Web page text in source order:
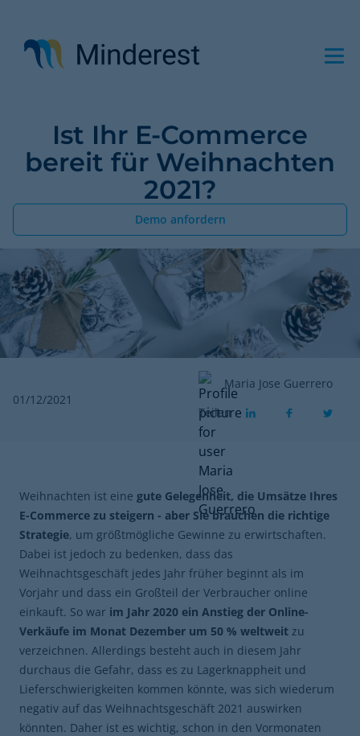
Inhalt
Ist Ihr E-Commerce
bereit für Weihnachten
2021?
Demo anfordern
01/12/2021
Maria Jose Guerrero
Teilen
Weihnachten ist eine gute Gelegenheit, die Umsätze Ihres
E-Commerce zu steigern - aber Sie brauchen die richtige
Strategie, um größtmögliche Gewinne zu erwirtschaften.
Dabei ist jedoch zu bedenken, dass das
Weihnachtsgeschäft jedes Jahr früher beginnt als im
Vorjahr und dass ein Großteil der Verbraucher online
einkauft. So war im Jahr 2020 ein Anstieg der Online-
Verkäufe im Monat Dezember um 50 % weltweit zu
verzeichnen. Allerdings besteht auch in diesem Jahr
durchaus die Gefahr, dass es zu Lagerknappheit und
Lieferschwierigkeiten kommen könnte, was sich wiederum
negativ auf das Weihnachtsgeschäft 2021 auswirken
könnten. Daher ist es wichtig, schon in den Vormonaten